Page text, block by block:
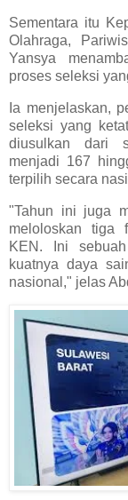
Sementara itu
Olahraga,
Yansya
proses seleksi
Ia menjelaskan,
seleksi yang
diusulkan dari
menjadi 167
terpilih secara
"Tahun ini juga
meloloskan tiga
KEN. Ini
kuatnya daya
nasional," jelas